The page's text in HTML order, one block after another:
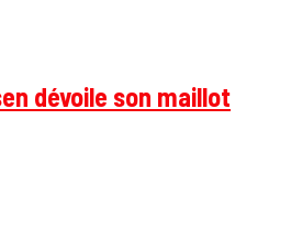
dévoile son maillot